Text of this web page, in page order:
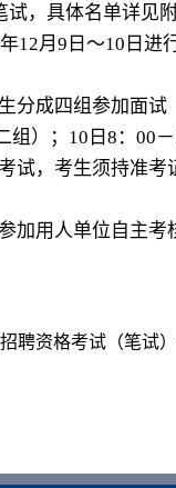
，具体名单详见
月9日～10日进
成四组参加面试
）；10日8：00
，考生须持准考
用人单位自主考
聘资格考试（笔试